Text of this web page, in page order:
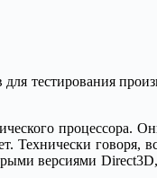
тестирования
Технически говоря,
версиями